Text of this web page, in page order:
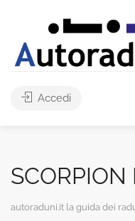
Accedi
SCORPION
autoraduni.it la guida dei